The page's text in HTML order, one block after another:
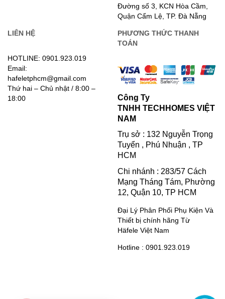
Đường số 3, KCN Hòa Cầm,
Quận Cẩm Lệ, TP. Đà Nẵng
LIÊN HỆ
HOTLINE: 0901.923.019
Email:
hafeletphcm@gmail.com
Thứ hai – Chủ nhật / 8:00 –
18:00
PHƯƠNG THỨC THANH
TOÁN
Công Ty
TNHH TECHHOMES VIỆT
NAM
Trụ sở : 132 Nguyễn Trọng
Tuyển , Phú Nhuận , TP
HCM
Chi nhánh : 283/57 Cách
Mạng Tháng Tám, Phường
12, Quận 10, TP HCM
Đại Lý Phân Phối Phụ Kiện Và
Thiết bị chính hãng Từ
Häfele Việt Nam
Hotline : 0901.923.019